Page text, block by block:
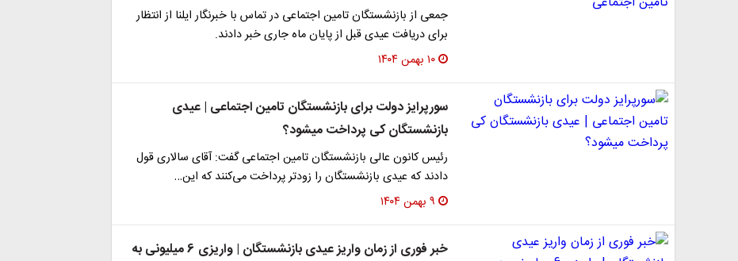
جمعی از بازنشستگان تامین اجتماعی در تماس با خبرنگار ایلنا از انتظار
برای دریافت عیدی قبل از پایان ماه جاری خبر دادند.
۱۰ بهمن ۱۴۰۴
سورپرایز دولت برای بازنشستگان تامین اجتماعی | عیدی
بازنشستگان کی پرداخت میشود؟
رئیس کانون عالی بازنشستگان تامین اجتماعی گفت: آقای سالاری قول
دادند که عیدی بازنشستگان را زودتر پرداخت می‌کنند که این…
۹ بهمن ۱۴۰۴
خبر فوری از زمان واریز عیدی بازنشستگان | واریزی 6 میلیونی به